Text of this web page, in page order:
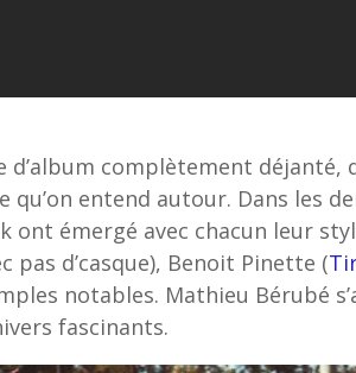
d’album complètement
qu’on entend autour. Dans les
ont émergé avec chacun leur
pas d’casque), Benoit Pinette (
notables. Mathieu Bérubé
fascinants.